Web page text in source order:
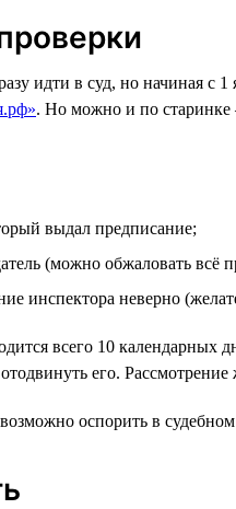
идти в суд, но начиная с
. Но можно и по старинке
выдал предписание;
(можно обжаловать всё
инспектора неверно
всего 10 календарных
его.
оспорить в